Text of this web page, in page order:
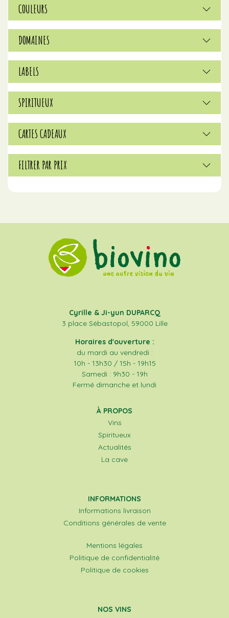
COULEURS
DOMAINES
LABELS
SPIRITUEUX
CARTES CADEAUX
FILTRER PAR PRIX
Cyrille & Ji-yun DUPARCQ
3 place Sébastopol, 59000 Lille
Horaires d'ouverture :
du mardi au vendredi :
10h - 13h30 / 15h - 19h15
Samedi : 9h30 - 19h
Fermé dimanche et lundi
À PROPOS
Vins
Spiritueux
Actualités
La cave
INFORMATIONS
Informations livraison
Conditions générales de vente
Mentions légales
Politique de confidentialité
Politique de cookies
NOS VINS